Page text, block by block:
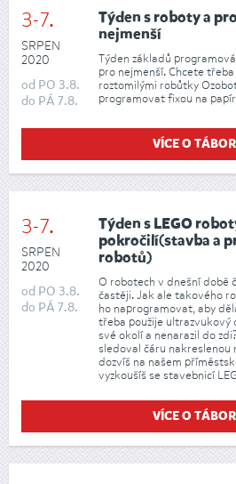
3-7.
SRPEN
2020
od PO 3.8.
do PÁ 7.8.
Týden s roboty a
nejmenší
Týden základů
pro nejmenší. Chcete
roztomilými robůtky
programovat fixou na
VÍCE O
3-7.
SRPEN
2020
od PO 3.8.
do PÁ 7.8.
Týden s LEGO
pokročilí(stavba a
robotů)
O robotech v dnešní době
častěji. Jak ale takového
ho naprogramovat, aby
třeba použije
své okolí a nenarazil do
sledoval čáru nakreslenou
dozvíš na našem
vyzkoušíš se stavebnicí
VÍCE O